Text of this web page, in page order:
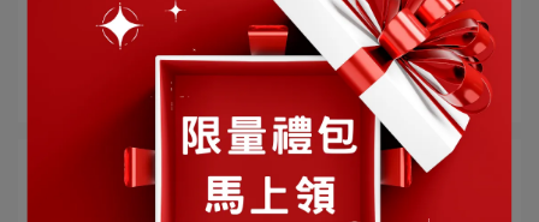
讓你一次了解如何透過日常飲食、保健食品、生活作息等
層面，全方位改善新冠後遺症(長⋯